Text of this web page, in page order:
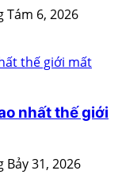
Tám 6, 2026
nhất thế giới
Bảy 31, 2026